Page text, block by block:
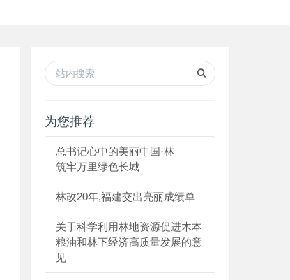
为您推荐
总书记心中的美丽中国·林——
筑牢万里绿色长城
林改20年,福建交出亮丽成绩单
关于科学利用林地资源促进木本
粮油和林下经济高质量发展的意
见